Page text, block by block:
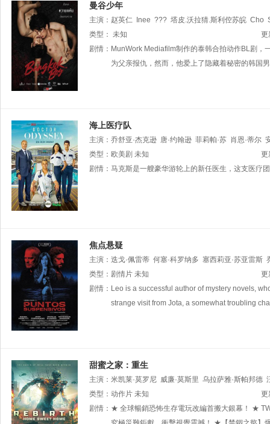
曼谷少年
主演： 赵英仁 Inee ??? 塔皮.沃拉猜.斯利倥苏皖 Cho
Petchtamrongchai
Praphoom Vas My Vvalker
类型： 未知
更
剧情： MunWork Mediafilm制作的泰韩合拍动作BL剧，
为父亲报仇，然而，他爱上了隐藏着秘密的韩国
海上医疗队
主演： 乔舒亚·杰克逊 唐·约翰逊 菲莉帕·苏 肖恩·蒂尔
温 Bryan Scamman
类型： 欧美剧 未知
更
剧情： 马克斯是一艘豪华游轮上的新任医生，这支医疗
焦点悬疑
主演： 迭戈·佩雷蒂 何塞·科罗纳多 塞西莉亚·苏亚雷斯
Daniel
Braceli
类型： 剧情片 未知
更
剧情： Leo is a successful author of mystery novels,
strange visit from Jota, a somewhat troubling
甜蜜之家：重生
主演： 米凯莱·莫罗尼 威廉·莫斯里 乌拉萨雅·斯帕邦德
类型： 动作片 未知
更
剧情： ★ 全球暢銷恐怖生存電玩改編首搬大銀幕！ ★